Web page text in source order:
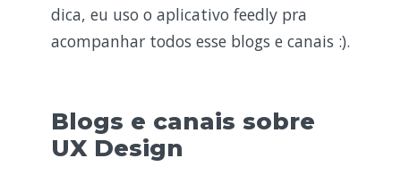
dica, eu uso o aplicativo feedly pra
acompanhar todos esse blogs e canais :).
Blogs e canais sobre
UX Design